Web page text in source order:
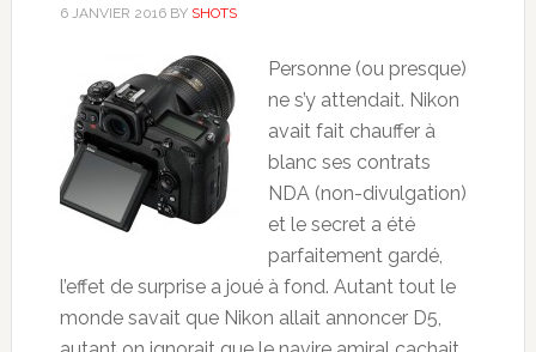
6 JANVIER 2016BY SHOTS
Personne (ou presque)
ne s’y attendait. Nikon
avait fait chauffer à
blanc ses contrats
NDA (non-divulgation)
et le secret a été
parfaitement gardé,
l’effet de surprise a joué à fond. Autant tout le
monde savait que Nikon allait annoncer D5,